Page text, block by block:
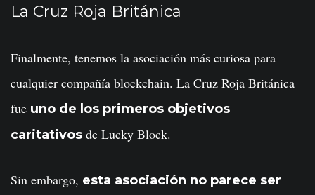
La Cruz Roja Británica
Finalmente, tenemos la asociación más curiosa para
cualquier compañía blockchain. La Cruz Roja Británica
fue uno de los primeros objetivos
caritativos de Lucky Block.
Sin embargo, esta asociación no parece ser